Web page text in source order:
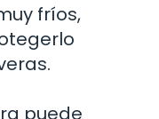
fríos,
puede